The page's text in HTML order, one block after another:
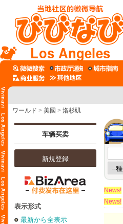
Los Angeles
ワールド > 美國 > 洛杉矶
车辆买卖
新規登録
表示形式
最新から全表示
News!
News!